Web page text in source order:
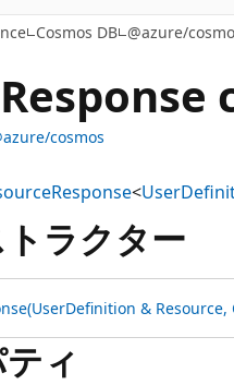
Cosmos DB @azure/
Response
cosmos
<
ラクター
Definition & Resource,
ィ